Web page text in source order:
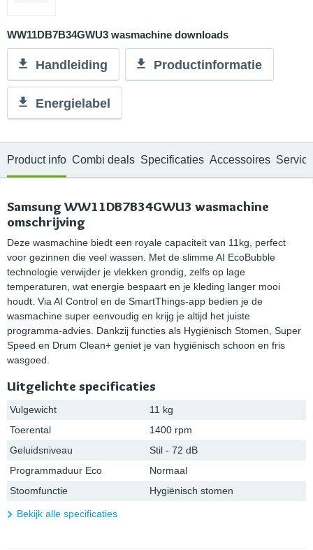
WW11DB7B34GWU3 wasmachine downloads
Handleiding Productinformatie
Energielabel
Product info Combi deals Specificaties Accessoires Service
Samsung WW11DB7B34GWU3 wasmachine
omschrijving
Deze wasmachine biedt een royale capaciteit van 11kg, perfect
voor gezinnen die veel wassen. Met de slimme AI EcoBubble
technologie verwijder je vlekken grondig, zelfs op lage
temperaturen, wat energie bespaart en je kleding langer mooi
houdt. Via AI Control en de SmartThings-app bedien je de
wasmachine super eenvoudig en krijg je altijd het juiste
programma-advies. Dankzij functies als Hygiënisch Stomen, Super
Speed en Drum Clean+ geniet je van hygiënisch schoon en fris
wasgoed.
Uitgelichte specificaties
Vulgewicht
11 kg
Toerental
1400 rpm
Geluidsniveau
Stil - 72 dB
Programmaduur Eco
Normaal
Stoomfunctie
Hygiënisch stomen
Bekijk alle specificaties